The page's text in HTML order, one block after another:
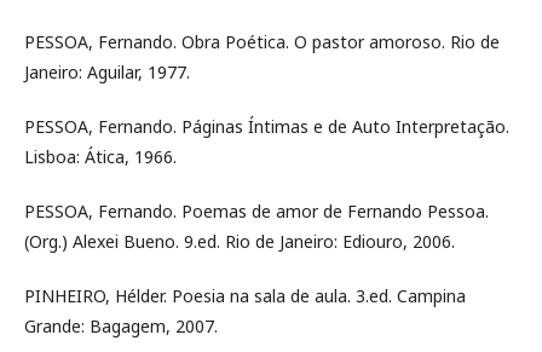
PESSOA, Fernando. Obra Poética. O pastor amoroso. Rio de
Janeiro: Aguilar, 1977.
PESSOA, Fernando. Páginas Íntimas e de Auto Interpretação.
Lisboa: Ática, 1966.
PESSOA, Fernando. Poemas de amor de Fernando Pessoa.
(Org.) Alexei Bueno. 9.ed. Rio de Janeiro: Ediouro, 2006.
PINHEIRO, Hélder. Poesia na sala de aula. 3.ed. Campina
Grande: Bagagem, 2007.